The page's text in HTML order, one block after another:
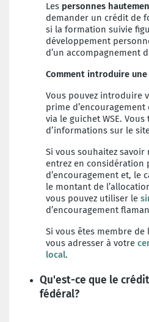
Les personnes
demander un crédit de
si la formation suivie
développement
d’un accompagnement
Comment introduire une
Vous pouvez introduire
prime
via le guichet WSE.
d’informations sur le
Si vous souhaitez
entrez en considération
d’encouragement et, le
le montant de
vous pouvez utiliser le
d’encouragement
Si vous êtes membre de
vous adresser à votre
local.
Qu'est-ce que le
fédéral?